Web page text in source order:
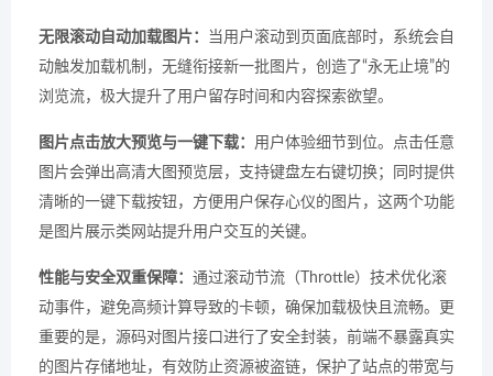
无限滚动自动加载图片：
当用户滚动到页面底部时，系统会自
动触发加载机制，无缝衔接新一批图片，创造了“永无止境”的
浏览流，极大提升了用户留存时间和内容探索欲望。
图片点击放大预览与一键下载： 用户体验细节到位。点击任意
图片会弹出高清大图预览层，支持键盘左右键切换；同时提供
清晰的一键下载按钮，方便用户保存心仪的图片，这两个功能
是图片展示类网站提升用户交互的关键。
性能与安全双重保障： 通过滚动节流（Throttle）技术优化滚
动事件，避免高频计算导致的卡顿，确保加载极快且流畅。更
重要的是，源码对图片接口进行了安全封装，前端不暴露真实
的图片存储地址，有效防止资源被盗链，保护了站点的带宽与